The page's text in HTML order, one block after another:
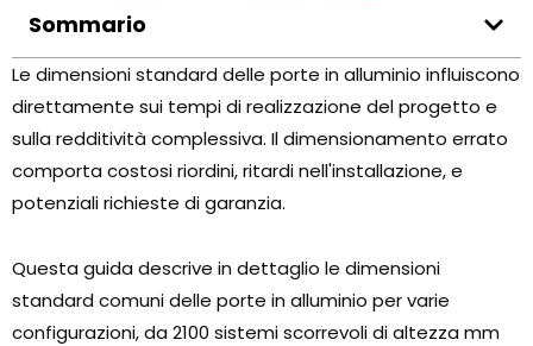
Sommario
Le dimensioni standard delle porte in alluminio influiscono
direttamente sui tempi di realizzazione del progetto e
sulla redditività complessiva. Il dimensionamento errato
comporta costosi riordini, ritardi nell'installazione, e
potenziali richieste di garanzia.
Questa guida descrive in dettaglio le dimensioni
standard comuni delle porte in alluminio per varie
configurazioni, da 2100 sistemi scorrevoli di altezza mm